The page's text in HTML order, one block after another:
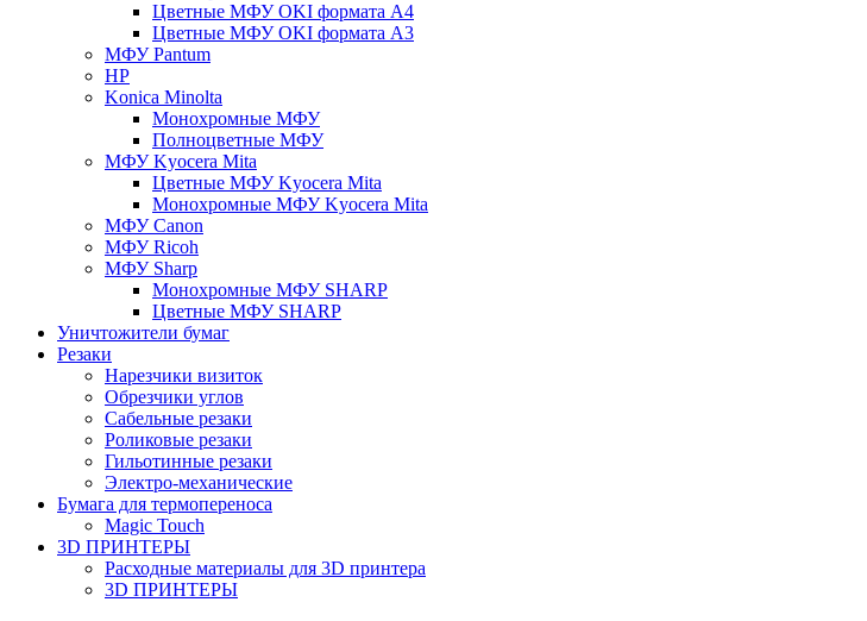
Цветные МФУ OKI формата А4
Цветные МФУ OKI формата А3
МФУ Pantum
HP
Konica Minolta
Монохромные МФУ
Полноцветные МФУ
МФУ Kyocera Mita
Цветные МФУ Kyocera Mita
Монохромные МФУ Kyocera Mita
МФУ Canon
МФУ Ricoh
МФУ Sharp
Монохромные МФУ SHARP
Цветные МФУ SHARP
Уничтожители бумаг
Резаки
Нарезчики визиток
Обрезчики углов
Сабельные резаки
Роликовые резаки
Гильотинные резаки
Электро-механические
Бумага для термопереноса
Magic Touch
3D ПРИНТЕРЫ
Расходные материалы для 3D принтера
3D ПРИНТЕРЫ